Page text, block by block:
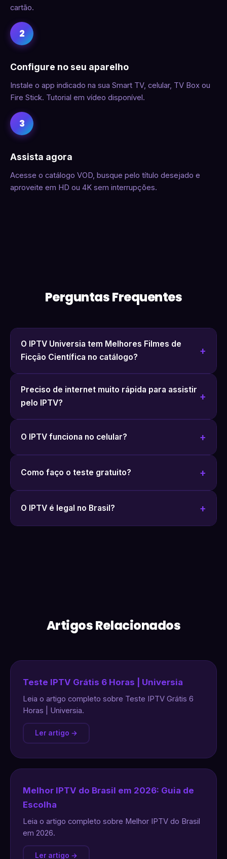
cartão.
2
Configure no seu aparelho
Instale o app indicado na sua Smart TV, celular, TV Box ou
Fire Stick. Tutorial em vídeo disponível.
3
Assista agora
Acesse o catálogo VOD, busque pelo título desejado e
aproveite em HD ou 4K sem interrupções.
Perguntas Frequentes
O IPTV Universia tem Melhores Filmes de
Ficção Científica no catálogo?
Preciso de internet muito rápida para assistir
pelo IPTV?
O IPTV funciona no celular?
Como faço o teste gratuito?
O IPTV é legal no Brasil?
Artigos Relacionados
Teste IPTV Grátis 6 Horas | Universia
Leia o artigo completo sobre Teste IPTV Grátis 6
Horas | Universia.
Ler artigo →
Melhor IPTV do Brasil em 2026: Guia de
Escolha
Leia o artigo completo sobre Melhor IPTV do Brasil
em 2026.
Ler artigo →